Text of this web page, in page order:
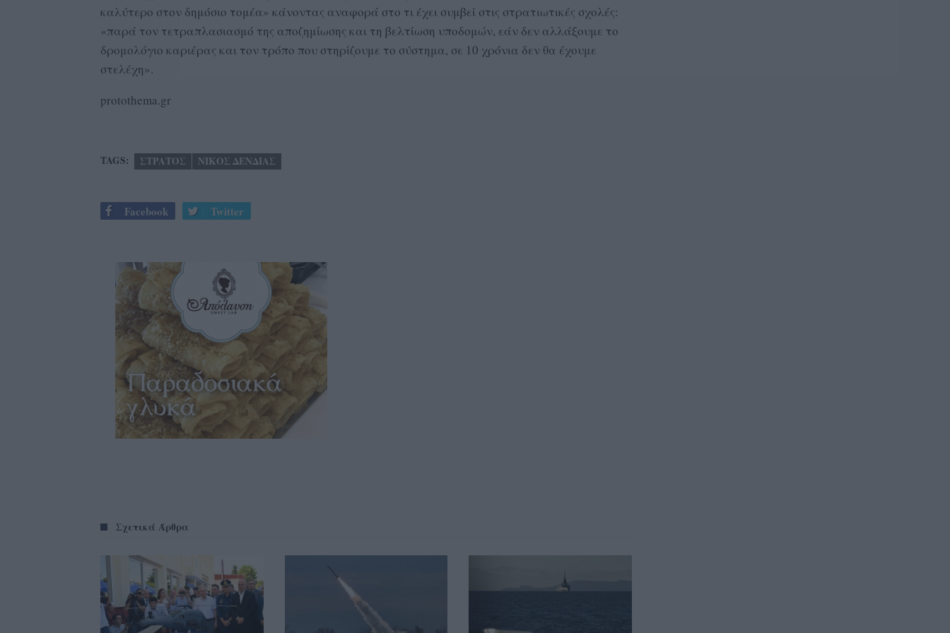
καλύτερο στον δημόσιο τομέα» κάνοντας αναφορά στο τι έχει συμβεί στις στρατιωτικές σχολές:
«παρά τον τετραπλασιασμό της αποζημίωσης και τη βελτίωση υποδομών, εάν δεν αλλάξουμε το
δρομολόγιο καριέρας και τον τρόπο που στηρίζουμε το σύστημα, σε 10 χρόνια δεν θα έχουμε
στελέχη».
protothema.gr
TAGS: ΣΤΡΑΤΟΣ ΝΙΚΟΣ ΔΕΝΔΙΑΣ
Facebook Twitter
Σχετικά Άρθρα